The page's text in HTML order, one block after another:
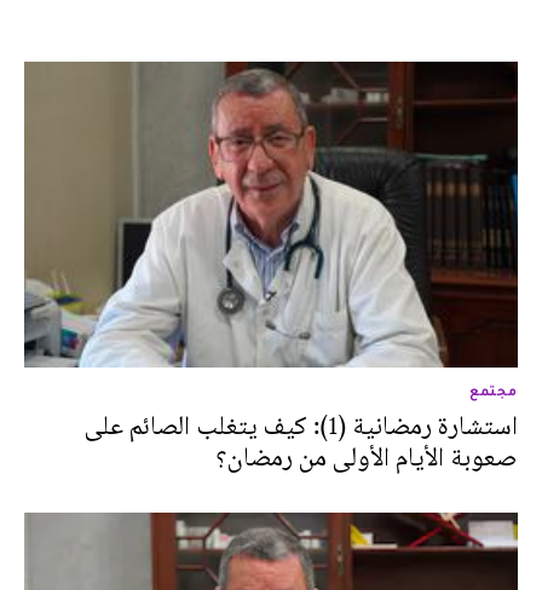
مجتمع
استشارة رمضانية (1): كيف يتغلب الصائم على
صعوبة الأيام الأولى من رمضان؟